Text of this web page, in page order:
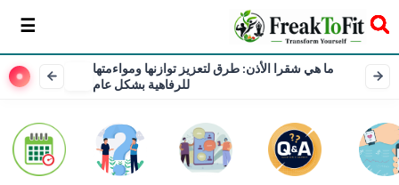
سخر
ما هي شقرا الأذن: طرق لتعزيز توازنها ومواءمتها
للرفاهية بشكل عام